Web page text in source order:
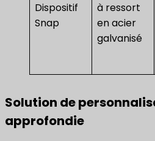
Dispositif
Snap
à ressort
en acier
galvanisé
Solution de
approfondie